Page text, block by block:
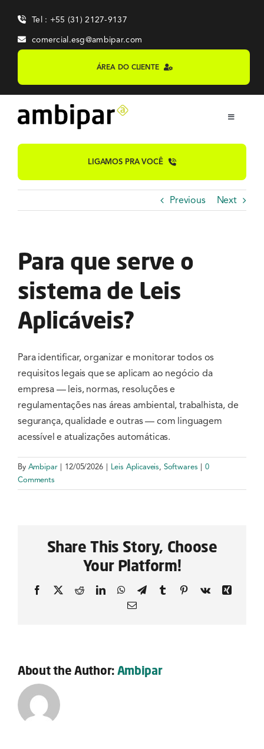
content
Tel : +55 (31) 2127-9137
comercial.esg@ambipar.com
ÁREA DO CLIENTE
Toggle
Home
Serviços
LIGAMOS PRA VOCÊ
Previous Next
Para que serve o
sistema de Leis
Aplicáveis?
Para identificar, organizar e monitorar todos os
requisitos legais que se aplicam ao negócio da
empresa — leis, normas, resoluções e
regulamentações nas áreas ambiental, trabalhista, de
segurança, qualidade e outras — com linguagem
acessível e atualizações automáticas.
By Ambipar 12/05/2026 Leis Aplicaveis, Softwares
0
Comments
Share This Story, Choose
Your Platform!
Facebook
X RedditLinkedInWhatsApp
TelegramTumblr PinterestVk
Xing
Email
About the Author: Ambipar